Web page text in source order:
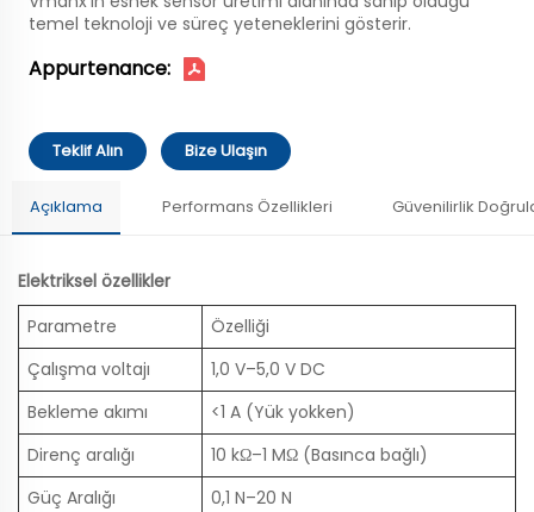
temel teknoloji ve süreç yeteneklerini gösterir.
Appurtenance:
Teklif Alın Bize Ulaşın
Açıklama Performans Özellikleri Güvenilirlik
Elektriksel özellikler
Parametre
Özelliği
Çalışma voltajı
1,0 V–5,0 V DC
Bekleme akımı
<1 A (Yük yokken)
Direnç aralığı
10 kΩ–1 MΩ (Basınca bağlı)
Güç Aralığı
0,1 N–20 N